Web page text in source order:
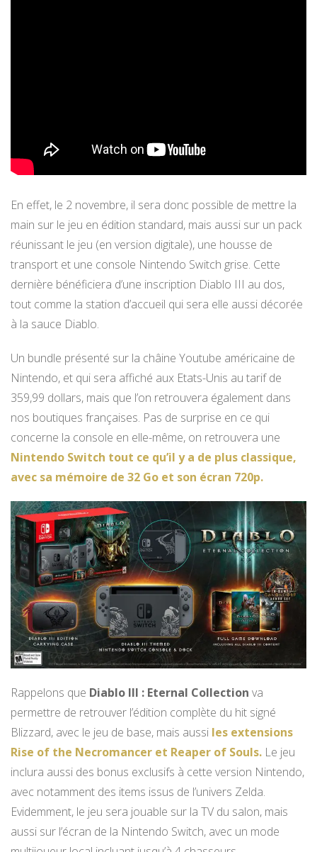
En effet, le 2 novembre, il sera donc possible de mettre la
main sur le jeu en édition standard, mais aussi sur un pack
réunissant le jeu (en version digitale), une housse de
transport et une console Nintendo Switch grise. Cette
dernière bénéficiera d’une inscription Diablo III au dos,
tout comme la station d’accueil qui sera elle aussi décorée
à la sauce Diablo.
Un bundle présenté sur la châine Youtube américaine de
Nintendo, et qui sera affiché aux Etats-Unis au tarif de
359,99 dollars, mais que l’on retrouvera également dans
nos boutiques françaises. Pas de surprise en ce qui
concerne la console en elle-même, on retrouvera une
Nintendo Switch tout ce qu’il y a de plus classique,
avec sa mémoire de 32 Go et son écran 720p.
Rappelons que Diablo III : Eternal Collection va
permettre de retrouver l’édition complète du hit signé
Blizzard, avec le jeu de base, mais aussi les extensions
Rise of the Necromancer et Reaper of Souls. Le jeu
inclura aussi des bonus exclusifs à cette version Nintendo,
avec notamment des items issus de l’univers Zelda.
Evidemment, le jeu sera jouable sur la TV du salon, mais
aussi sur l’écran de la Nintendo Switch, avec un mode